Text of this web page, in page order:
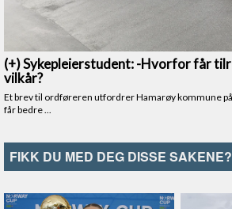
FIKK DU MED DEG DISSE SAKENE?